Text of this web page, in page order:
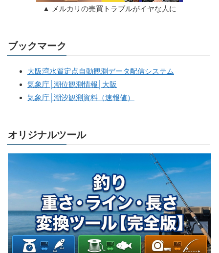
▲ メルカリの売買トラブルがイヤな人に
ブックマーク
大阪湾水質定点自動観測データ配信システム
気象庁│潮位観測情報│大阪
気象庁│潮汐観測資料（速報値）
オリジナルツール